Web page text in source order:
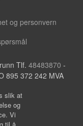
og personvern
Tlf. 48483870 -
895 372 242 MVA
slik at
og
Vi